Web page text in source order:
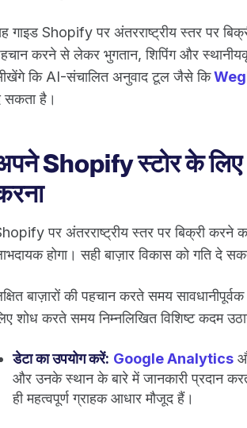
गाइड Shopify पर अंतरराष्ट्रीय स्तर पर
करने से लेकर भुगतान, शिपिंग और
कि AI-संचालित अनुवाद टूल जैसे कि
सकता है।
Shopify स्टोर के लिए
पर अंतरराष्ट्रीय स्तर पर बिक्री करने
होगा। सही बाज़ार विकास को गति दे
बाज़ारों की पहचान करते समय
शोध करते समय निम्नलिखित विशिष्ट कदम
डेटा का उपयोग करें: Google Analytics
और उनके स्थान के बारे में जानकारी प्रदान
ही महत्वपूर्ण ग्राहक आधार मौजूद हैं।